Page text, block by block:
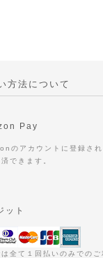
方法について
Pay
のアカウントに登録さ
済できます。
ット
は全て１回払いのみでの